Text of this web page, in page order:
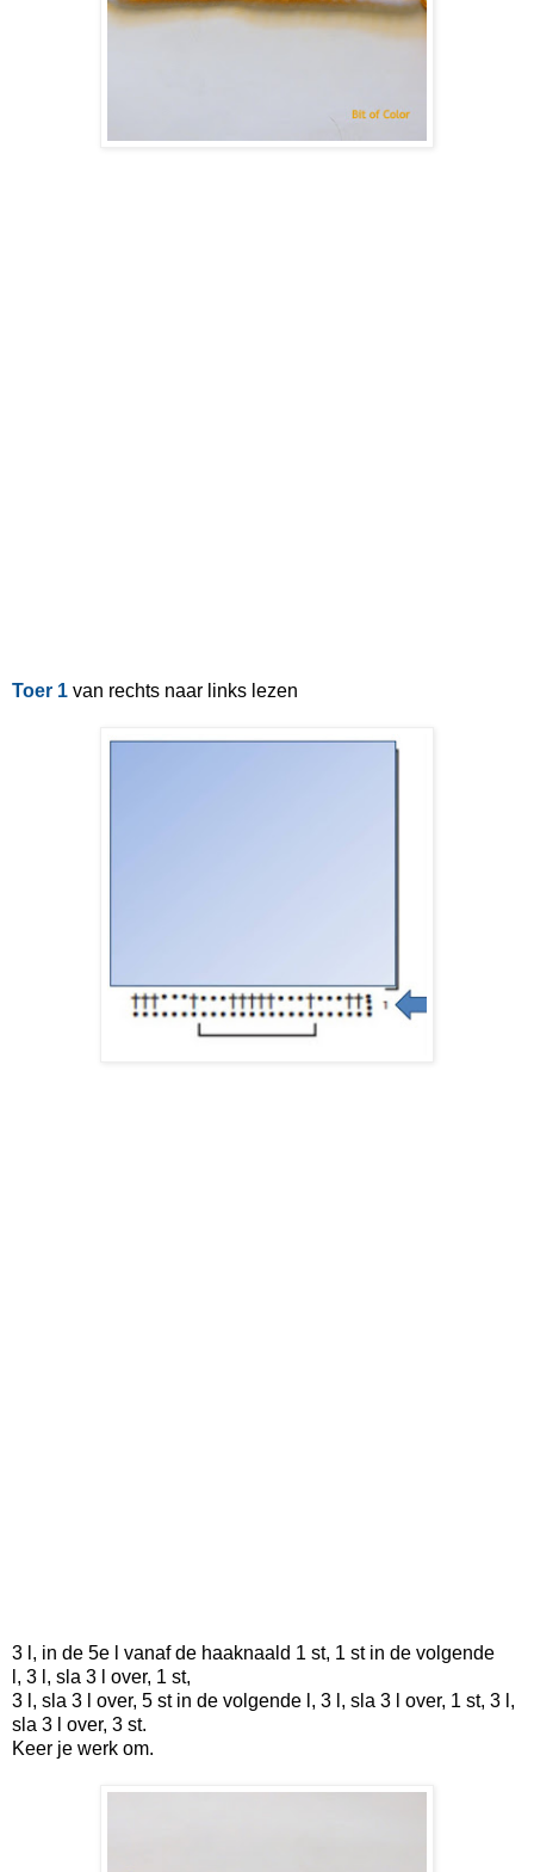
Toer 1 van rechts naar links lezen
3 l, in de 5e l vanaf de haaknaald 1 st, 1 st in de volgende
l, 3 l, sla 3 l over, 1 st,
3 l, sla 3 l over, 5 st in de volgende l, 3 l, sla 3 l over, 1 st, 3 l,
sla 3 l over, 3 st.
Keer je werk om.